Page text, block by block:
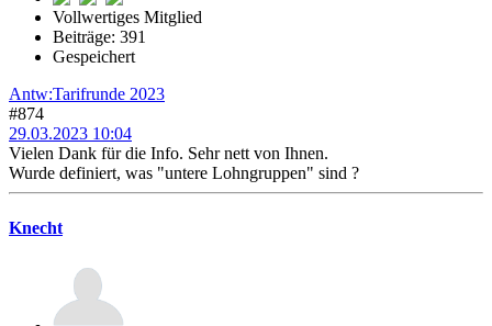
Vollwertiges Mitglied
Beiträge: 391
Gespeichert
Antw:Tarifrunde 2023
#874
29.03.2023 10:04
Vielen Dank für die Info. Sehr nett von Ihnen.
Wurde definiert, was "untere Lohngruppen" sind ?
Knecht